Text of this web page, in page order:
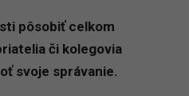
pôsobiť celkom
či kolegovia
svoje správanie.